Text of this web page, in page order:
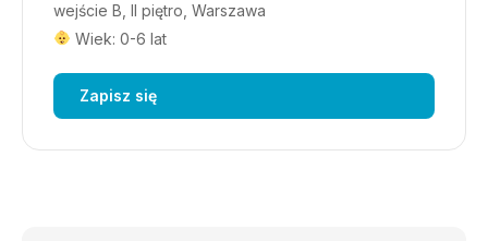
wejście B, II piętro, Warszawa
Wiek: 0-6 lat
Zapisz się